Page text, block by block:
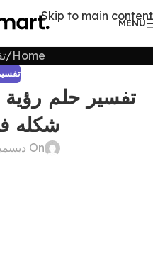
Skip to main content
MENU
Home
تفسير حلم
شكله
On ديسمبر 22, 2024